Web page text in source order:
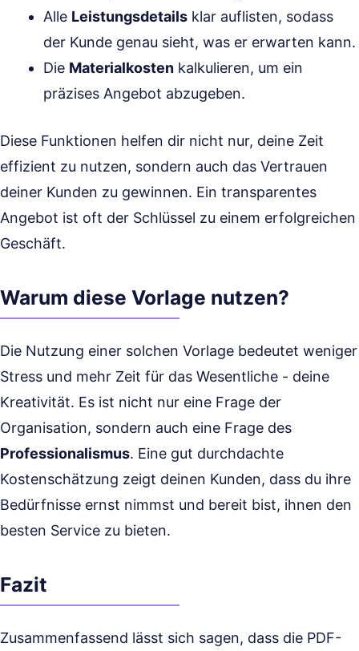
Alle Leistungsdetails klar auflisten, sodass
der Kunde genau sieht, was er erwarten kann.
Die Materialkosten kalkulieren, um ein
präzises Angebot abzugeben.
Diese Funktionen helfen dir nicht nur, deine Zeit
effizient zu nutzen, sondern auch das Vertrauen
deiner Kunden zu gewinnen. Ein transparentes
Angebot ist oft der Schlüssel zu einem erfolgreichen
Geschäft.
Warum diese Vorlage nutzen?
Die Nutzung einer solchen Vorlage bedeutet weniger
Stress und mehr Zeit für das Wesentliche - deine
Kreativität. Es ist nicht nur eine Frage der
Organisation, sondern auch eine Frage des
Professionalismus. Eine gut durchdachte
Kostenschätzung zeigt deinen Kunden, dass du ihre
Bedürfnisse ernst nimmst und bereit bist, ihnen den
besten Service zu bieten.
Fazit
Zusammenfassend lässt sich sagen, dass die PDF-